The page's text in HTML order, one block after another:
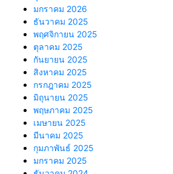
มกราคม 2026
ธันวาคม 2025
พฤศจิกายน 2025
ตุลาคม 2025
กันยายน 2025
สิงหาคม 2025
กรกฎาคม 2025
มิถุนายน 2025
พฤษภาคม 2025
เมษายน 2025
มีนาคม 2025
กุมภาพันธ์ 2025
มกราคม 2025